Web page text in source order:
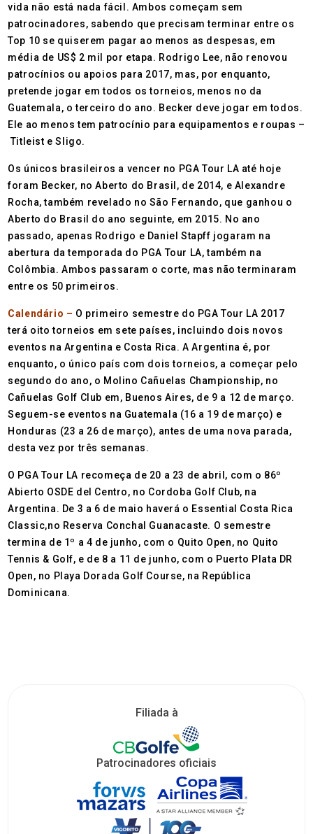
vida não está nada fácil. Ambos começam sem
patrocinadores, sabendo que precisam terminar entre os
Top 10 se quiserem pagar ao menos as despesas, em
média de US$ 2 mil por etapa. Rodrigo Lee, não renovou
patrocínios ou apoios para 2017, mas, por enquanto,
pretende jogar em todos os torneios, menos no da
Guatemala, o terceiro do ano. Becker deve jogar em todos.
Ele ao menos tem patrocínio para equipamentos e roupas –
Titleist e Sligo.
Os únicos brasileiros a vencer no PGA Tour LA até hoje
foram Becker, no Aberto do Brasil, de 2014, e Alexandre
Rocha, também revelado no São Fernando, que ganhou o
Aberto do Brasil do ano seguinte, em 2015. No ano
passado, apenas Rodrigo e Daniel Stapff jogaram na
abertura da temporada do PGA Tour LA, também na
Colômbia. Ambos passaram o corte, mas não terminaram
entre os 50 primeiros.
Calendário – O primeiro semestre do PGA Tour LA 2017
terá oito torneios em sete países, incluindo dois novos
eventos na Argentina e Costa Rica. A Argentina é, por
enquanto, o único país com dois torneios, a começar pelo
segundo do ano, o Molino Cañuelas Championship, no
Cañuelas Golf Club em, Buenos Aires, de 9 a 12 de março.
Seguem-se eventos na Guatemala (16 a 19 de março) e
Honduras (23 a 26 de março), antes de uma nova parada,
desta vez por três semanas.
O PGA Tour LA recomeça de 20 a 23 de abril, com o 86º
Abierto OSDE del Centro, no Cordoba Golf Club, na
Argentina. De 3 a 6 de maio haverá o Essential Costa Rica
Classic,no Reserva Conchal Guanacaste. O semestre
termina de 1º a 4 de junho, com o Quito Open, no Quito
Tennis & Golf, e de 8 a 11 de junho, com o Puerto Plata DR
Open, no Playa Dorada Golf Course, na República
Dominicana.
Filiada à
Patrocinadores oficiais